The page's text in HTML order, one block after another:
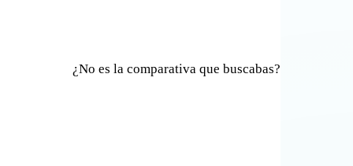
¿No es la comparativa que buscabas?